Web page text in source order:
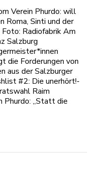
Verein Phurdo: will
Roma, Sinti und der
Radiofabrik Am
Salzburg
die Forderungen von
aus der Salzburger
#2: Die unerhört!-
Raim
Phurdo: „Statt die